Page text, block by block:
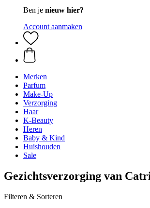
Ben je nieuw hier?
Account aanmaken
Merken
Parfum
Make-Up
Verzorging
Haar
K-Beauty
Heren
Baby & Kind
Huishouden
Sale
Gezichtsverzorging van
Filteren & Sorteren